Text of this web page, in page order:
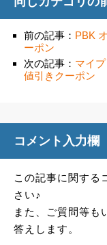
前の記事： PBK
ーポン
次の記事： マイ
値引きクーポン
コメント入力欄
この記事に関する
さい♪
また、ご質問等も
答えします。